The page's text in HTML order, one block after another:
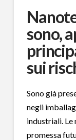
sono,
sui
Sono già
negli
industriali. Le
promessa